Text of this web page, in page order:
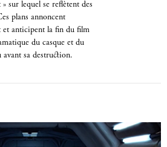
sur lequel se reflètent des
plans annoncent
anticipent la fin du film
du casque et du
avant sa destruction.